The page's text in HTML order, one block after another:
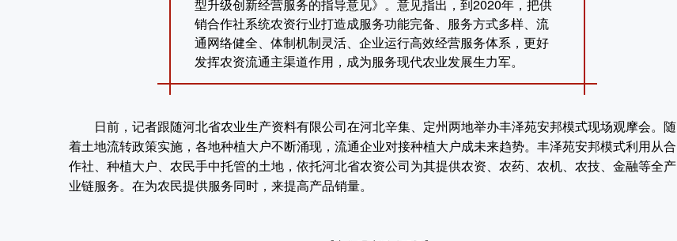
型升级创新经营服务的指导意见》。意见指出，到2020年，把供
销合作社系统农资行业打造成服务功能完备、服务方式多样、流
通网络健全、体制机制灵活、企业运行高效经营服务体系，更好
发挥农资流通主渠道作用，成为服务现代农业发展生力军。
日前，记者跟随河北省农业生产资料有限公司在河北辛集、定州两地举办丰泽苑安邦模式现场观摩会。随
着土地流转政策实施，各地种植大户不断涌现，流通企业对接种植大户成未来趋势。丰泽苑安邦模式利用从合
作社、种植大户、农民手中托管的土地，依托河北省农资公司为其提供农资、农药、农机、农技、金融等全产
业链服务。在为农民提供服务同时，来提高产品销量。